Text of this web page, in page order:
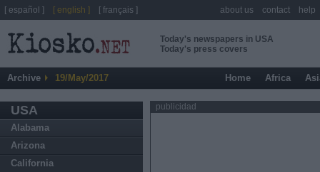
Today's newspapers in USA
Today's press covers
Archive 19/May/2017 Home Africa
USA
Alabama
Arizona
California
publicidad
[ español ] [ english ] [ français ] about us contact help